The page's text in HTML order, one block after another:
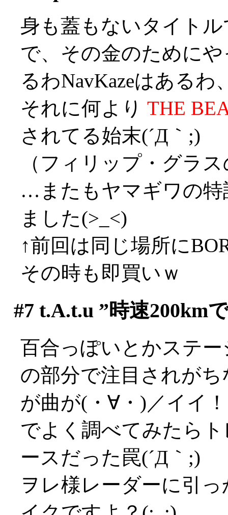
身も蓋もないタイト
で、その金のために
るわNavKazeはあるわ
それに何より THE
されてる始末(´Д｀;)
（フィリップ・グラ
…またもヤマギワの特
ました(>_<)
↑前回は同じ場所に
その時も即買いｗ
#7 t.A.t.u ”時速200km
百合っぽいとかステ
の部分で注目されが
が曲が(・∀・)／イイ
でよく調べてみたら
ースだった罠(´Д｀;)
ヲレ様レーダーに引